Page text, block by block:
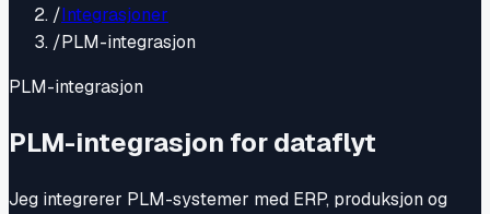
/Integrasjoner
/PLM-integrasjon
PLM-integrasjon
PLM-integrasjon for dataflyt
Jeg integrerer PLM-systemer med ERP, produksjon og